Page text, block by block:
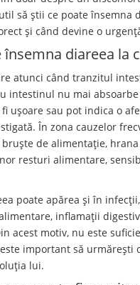
să știi ce poate însemna
și când devine o
însemna diareea la
atunci când tranzitul
intestinul nu mai
fi ușoare sau pot indica o
În zona cauzelor
de alimentație,
resturi alimentare,
poate apărea și în
inflamații
acest motiv, nu este
important să urmărești
lui.